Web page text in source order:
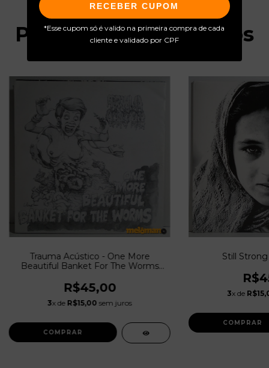
RECEBER CUPOM
*Esse cupom só é valido na primeira compra de cada
cliente e validado por CPF
Produtos relacionados
Trauma Acústico - One More
Beautiful Banket For The Worms
R$45,00
3x de R$15,00 sem juros
Still Strong
3x de